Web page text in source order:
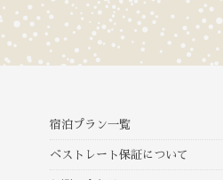
宿泊プラン一覧
ベストレート保証について